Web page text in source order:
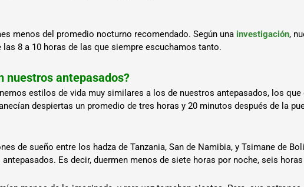
menos del promedio nocturno recomendado. Según una investigación,
8 a 10 horas de las que siempre escuchamos tanto.
nuestros antepasados?
estilos de vida muy similares a los de nuestros antepasados, los
despiertas un promedio de tres horas y 20 minutos después de la
de sueño entre los hadza de Tanzania, San de Namibia, y Tsimane de
Es decir, duermen menos de siete horas por noche, seis